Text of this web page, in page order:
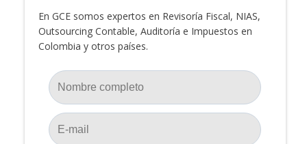
En GCE somos expertos en Revisoría Fiscal, NIAS,
Outsourcing Contable, Auditoría e Impuestos en
Colombia y otros países.